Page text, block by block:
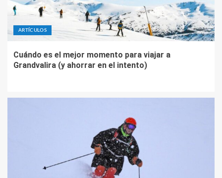
ARTÍCULOS
Cuándo es el mejor momento para viajar a
Grandvalira (y ahorrar en el intento)